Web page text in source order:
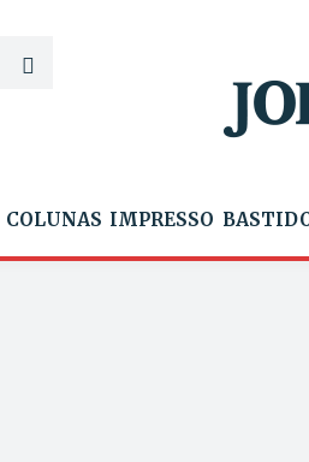
COLUNAS IMPRESSO